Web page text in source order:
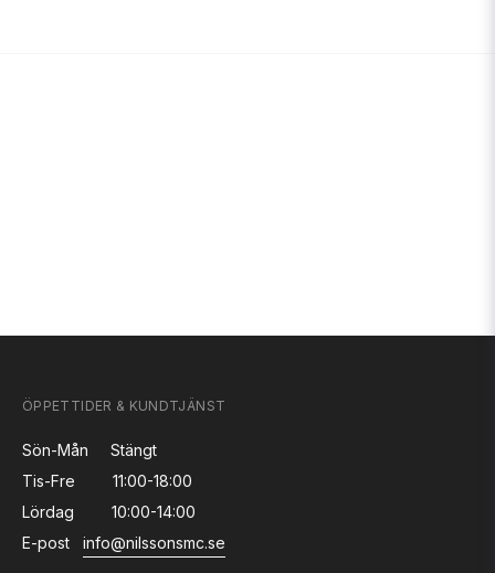
ÖPPETTIDER & KUNDTJÄNST
Sön-Mån
Stängt
Tis-Fre
11:00-18:00
Lördag
10:00-14:00
E-post
info@nilssonsmc.se